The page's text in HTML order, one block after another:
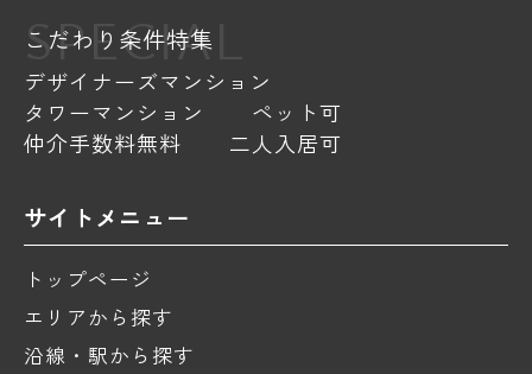
SPECIAL
こだわり条件特集
デザイナーズマンション
タワーマンション
ペット可
仲介手数料無料
二人入居可
サイトメニュー
トップページ
エリアから探す
沿線・駅から探す